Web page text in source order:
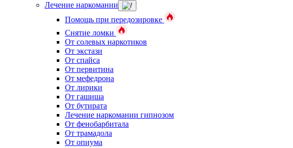
Лечение наркомании
Помощь при передозировке
Снятие ломки
От солевых наркотиков
От экстази
От спайса
От первитина
От мефедрона
От лирики
От гашиша
От бутирата
Лечение наркомании гипнозом
От фенобарбитала
От трамадола
От опиума